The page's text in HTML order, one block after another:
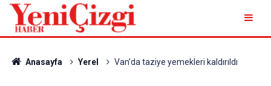
Anasayfa Yerel Van’da taziye yemekleri kaldırıldı